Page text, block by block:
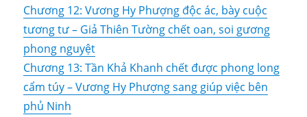
Chương 12: Vương Hy Phượng độc ác, bày cuộc
tương tư – Giả Thiên Tường chết oan, soi gương
phong nguyệt
Chương 13: Tần Khả Khanh chết được phong long
cẩm túy – Vương Hy Phượng sang giúp việc bên
phủ Ninh